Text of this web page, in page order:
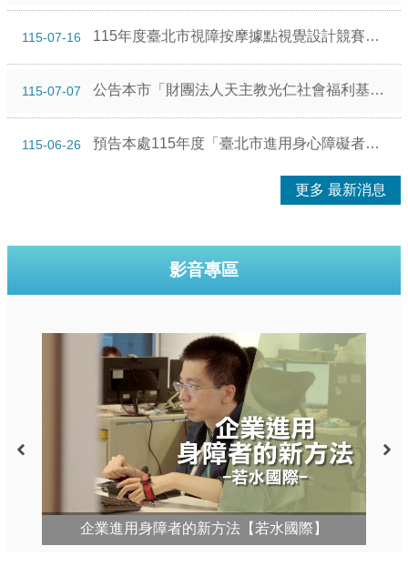
115-07-16 115年度臺北市視障按摩據點視覺設計競賽－複審入圍名單出爐囉！
115-07-07 公告本市「財團法人天主教光仁社會福利基金會光仁二手商品館忠孝店」因結束營業廢止設立許可，自115年1月1日起生效。
115-06-26 預告本處115年度「臺北市進用身心障礙者獎勵辦法」所需經費，由本市身心障礙者就業基金支應，獎勵金額以年度預算額度為限，不足部分不再受理申請，詳如公告事項說明。
更多 最新消息
影音專區
企業進用身障者的新方法【若水國際】